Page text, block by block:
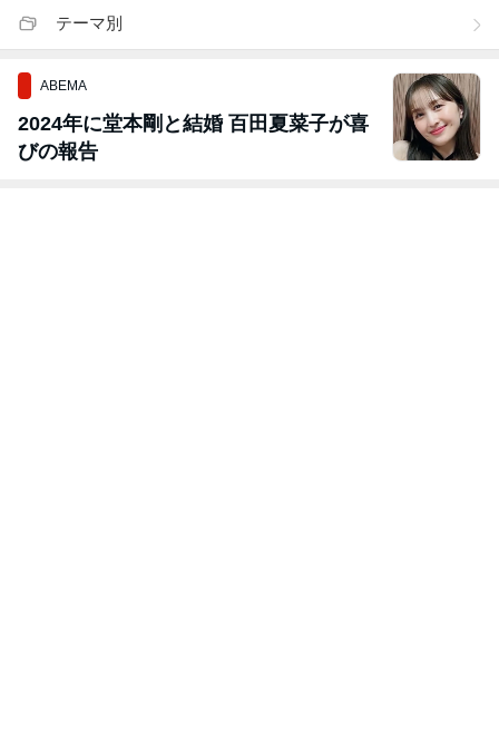
テーマ別
ABEMA
2024年に堂本剛と結婚 百田夏菜子が喜
びの報告